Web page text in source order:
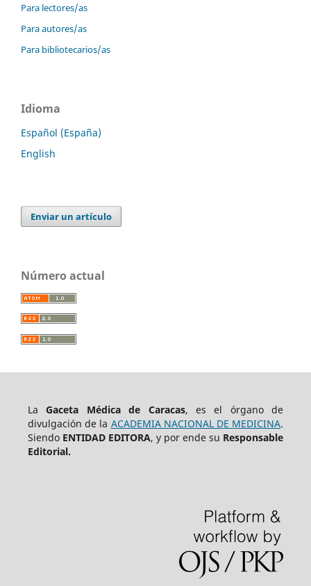
Para lectores/as
Para autores/as
Para bibliotecarios/as
Idioma
Español (España)
English
Enviar un artículo
Número actual
LaGaceta Médica de Caracas, es el órgano de
divulgación de la ACADEMIA NACIONAL DE MEDICINA.
Siendo ENTIDAD EDITORA, y por ende su Responsable
Editorial.